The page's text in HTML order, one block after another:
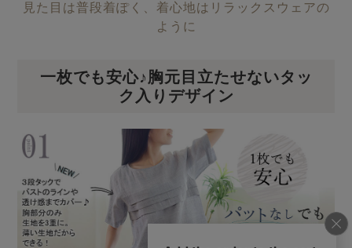
見た目は普段着ぽく、着心地はリラックスウェアの
ように
一枚でも安心♪胸元目立たせないタッ
ク入りデザイン